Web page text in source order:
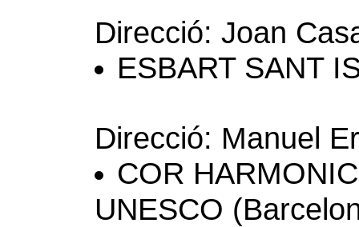
Direcció: Joan
ESBART SANT
Direcció: Manuel
COR
UNESCO